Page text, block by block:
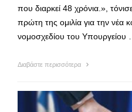
που διαρκεί 48 χρόνια.»,
πρώτη της ομιλία για την νέα
νομοσχεδίου του Υπουργείου …
Διαβάστε περισσότερα